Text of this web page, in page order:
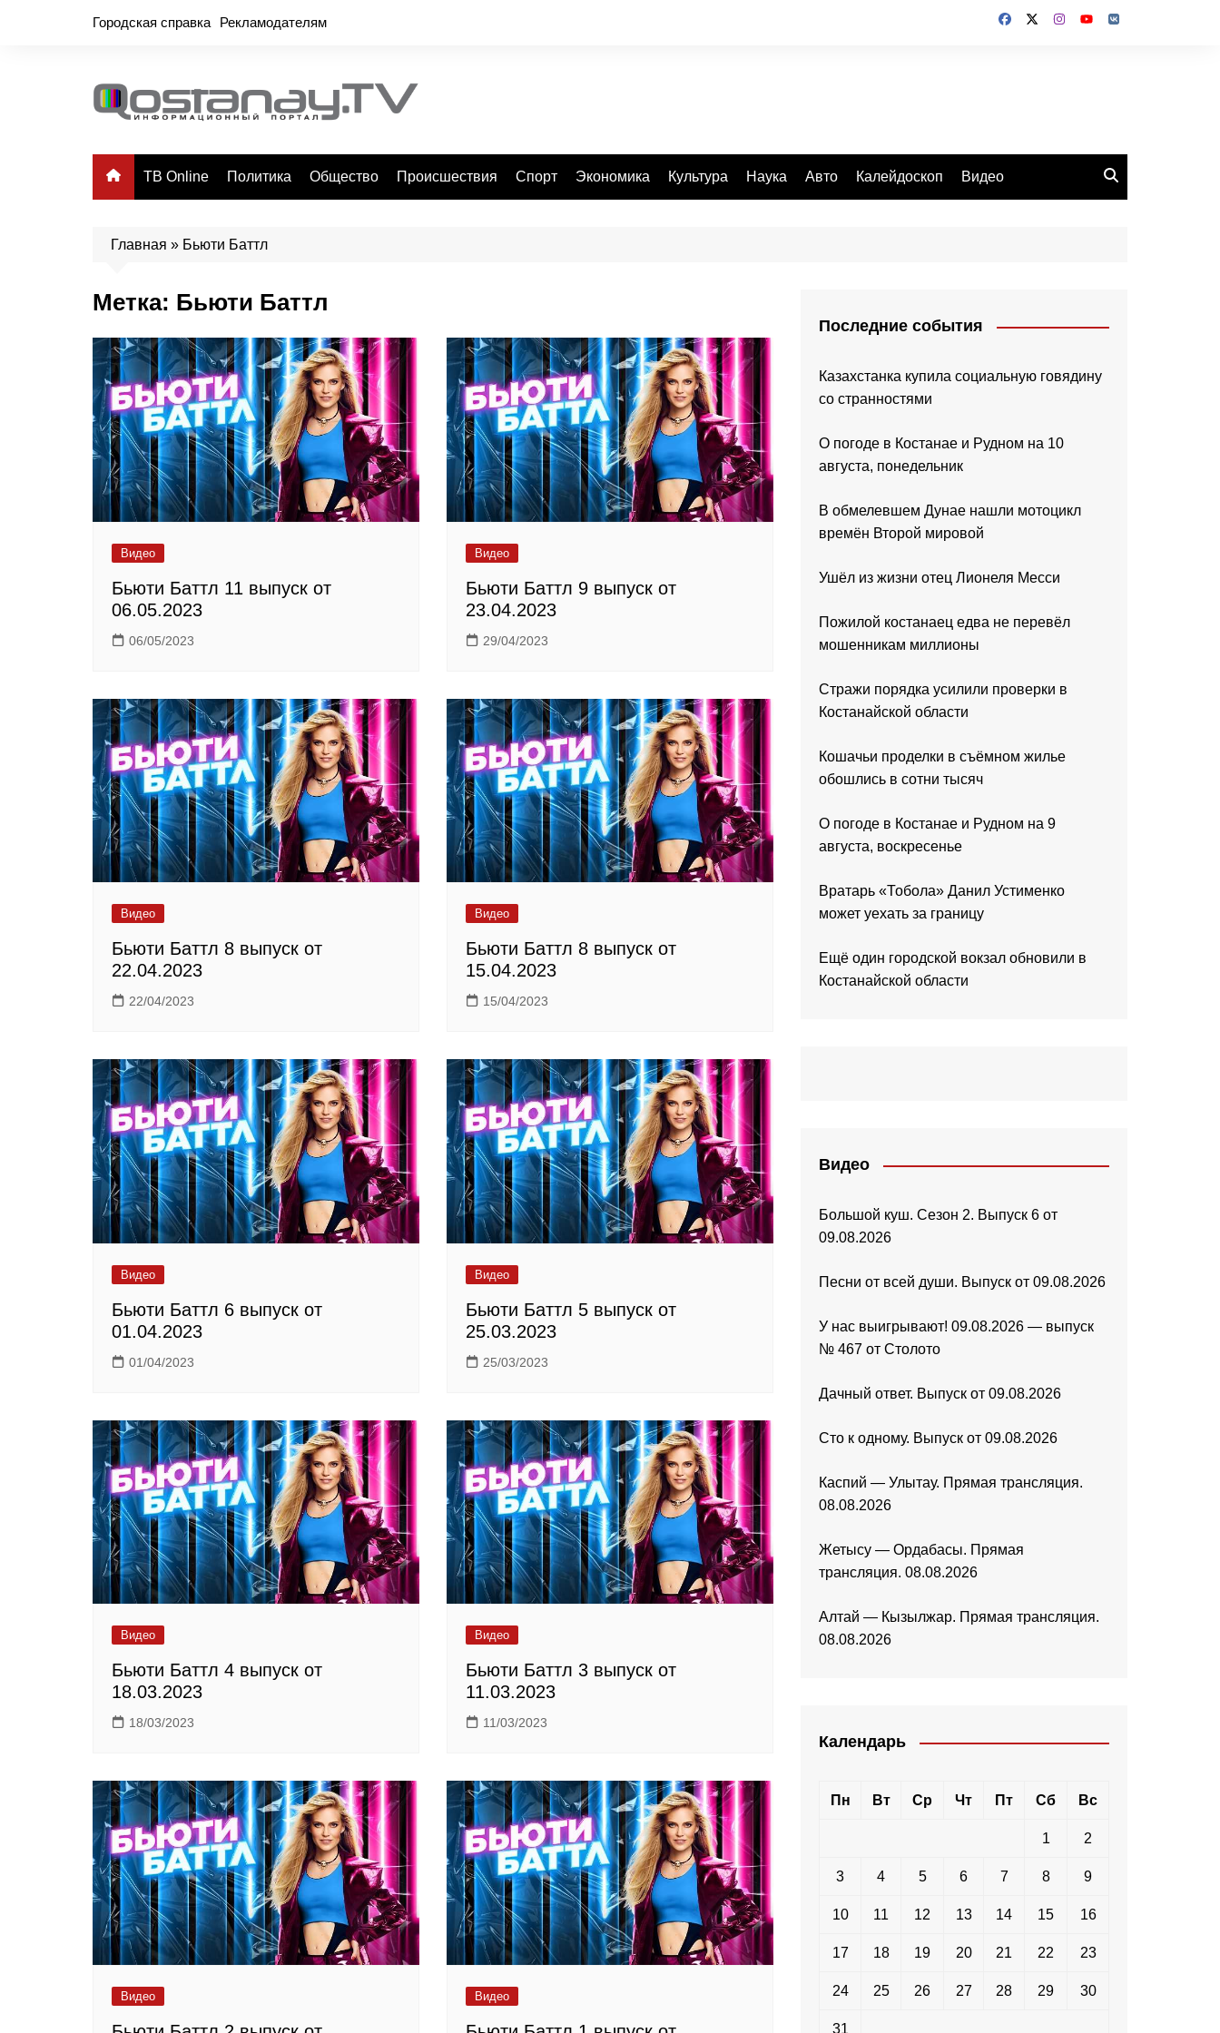
Городская справка Рекламодателям
ТВ Online Политика Общество Происшествия Спорт Экономика Культура Наука Авто Калейдоскоп Видео
Главная » Бьюти Баттл
Метка: Бьюти Баттл
Видео
Бьюти Баттл 11 выпуск от
06.05.2023
06/05/2023
Видео
Бьюти Баттл 9 выпуск от
23.04.2023
29/04/2023
Видео
Бьюти Баттл 8 выпуск от
22.04.2023
22/04/2023
Видео
Бьюти Баттл 8 выпуск от
15.04.2023
15/04/2023
Видео
Бьюти Баттл 6 выпуск от
01.04.2023
01/04/2023
Видео
Бьюти Баттл 5 выпуск от
25.03.2023
25/03/2023
Видео
Бьюти Баттл 4 выпуск от
18.03.2023
18/03/2023
Видео
Бьюти Баттл 3 выпуск от
11.03.2023
11/03/2023
Видео Видео
Последние события
Казахстанка купила социальную говядину
со странностями
О погоде в Костанае и Рудном на 10
августа, понедельник
В обмелевшем Дунае нашли мотоцикл
времён Второй мировой
Ушёл из жизни отец Лионеля Месси
Пожилой костанаец едва не перевёл
мошенникам миллионы
Стражи порядка усилили проверки в
Костанайской области
Кошачьи проделки в съёмном жилье
обошлись в сотни тысяч
О погоде в Костанае и Рудном на 9
августа, воскресенье
Вратарь «Тобола» Данил Устименко
может уехать за границу
Ещё один городской вокзал обновили в
Костанайской области
Видео
Большой куш. Сезон 2. Выпуск 6 от
09.08.2026
Песни от всей души. Выпуск от 09.08.2026
У нас выигрывают! 09.08.2026 — выпуск
№ 467 от Столото
Дачный ответ. Выпуск от 09.08.2026
Сто к одному. Выпуск от 09.08.2026
Каспий — Улытау. Прямая трансляция.
08.08.2026
Жетысу — Ордабасы. Прямая
трансляция. 08.08.2026
Алтай — Кызылжар. Прямая трансляция.
08.08.2026
Календарь
Пн Вт Ср Чт Пт Сб Вс
1 2
3 4 5 6 7 8 9
10 11 12 13 14 15 16
17 18 19 20 21 22 23
24 25 26 27 28 29 30
31